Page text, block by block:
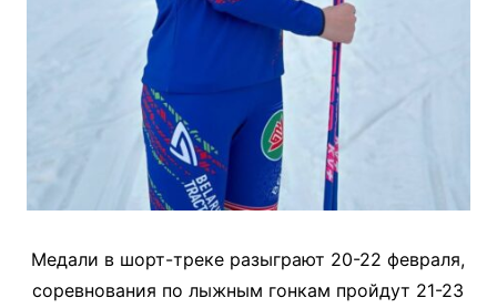
Медали в шорт-треке разыграют 20-22 февраля,
соревнования по лыжным гонкам пройдут 21-23